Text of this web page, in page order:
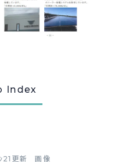
Index
21更新 画像